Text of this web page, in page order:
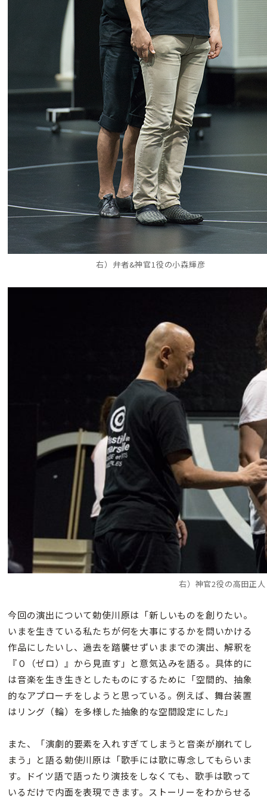
右）弁者&神官1役の小森輝彦
右）神官2役の高田正人
今回の演出について勅使川原は「新しいものを創りたい。
いまを生きている私たちが何を大事にするかを問いかける
作品にしたいし、過去を踏襲せずいままでの演出、解釈を
『０（ゼロ）』から見直す」と意気込みを語る。具体的に
は音楽を生き生きとしたものにするために「空間的、抽象
的なアプローチをしようと思っている。例えば、舞台装置
はリング（輪）を多様した抽象的な空間設定にした」
また、「演劇的要素を入れすぎてしまうと音楽が崩れてし
まう」と語る勅使川原は「歌手には歌に専念してもらいま
す。ドイツ語で語ったり演技をしなくても、歌手は歌って
いるだけで内面を表現できます。ストーリーをわからせる